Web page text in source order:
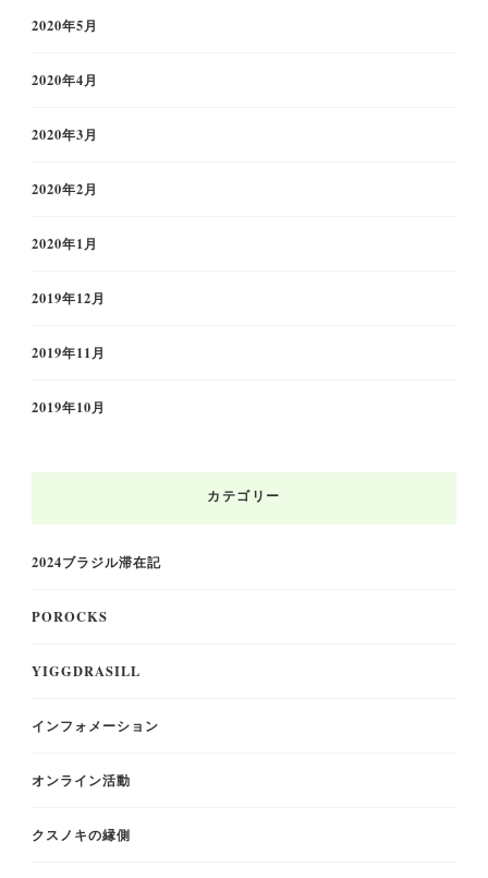
2020年5月
2020年4月
2020年3月
2020年2月
2020年1月
2019年12月
2019年11月
2019年10月
カテゴリー
2024ブラジル滞在記
POROCKS
YIGGDRASILL
インフォメーション
オンライン活動
クスノキの縁側